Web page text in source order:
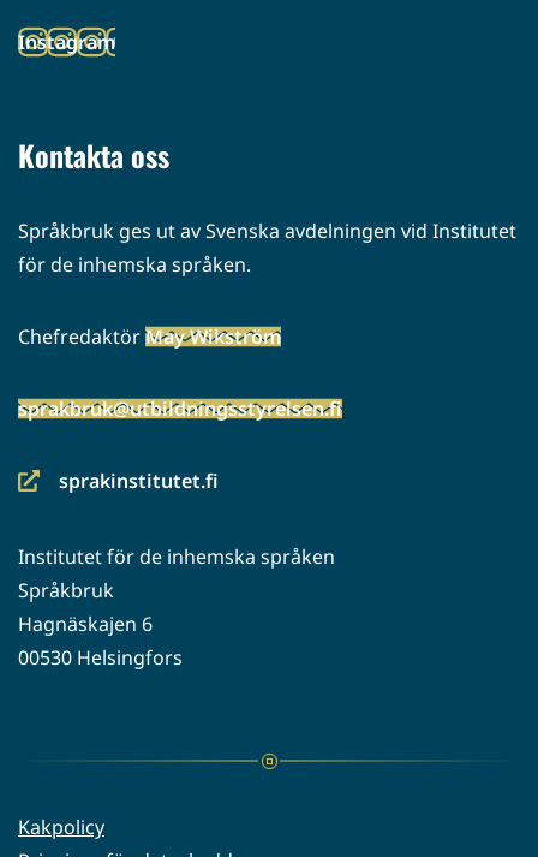
palveluun)
Instagram
(siirryt
Kontakta oss
Språkbruk ges ut av Svenska avdelningen vid Institutet
för de inhemska språken.
ChefredaktörMay Wikström
sprakbruk@utbildningsstyrelsen.fi
sprakinstitutet.fi
(siirryt
palveluun)
Institutet för de inhemska språken
Språkbruk
Hagnäskajen 6
00530 Helsingfors
Kakpolicy